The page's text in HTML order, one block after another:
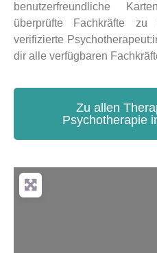
benutzerfreundliche
überprüfte Fachkräfte zu
verifizierte
dir alle verfügbaren
Zu allen
Psychotherapie